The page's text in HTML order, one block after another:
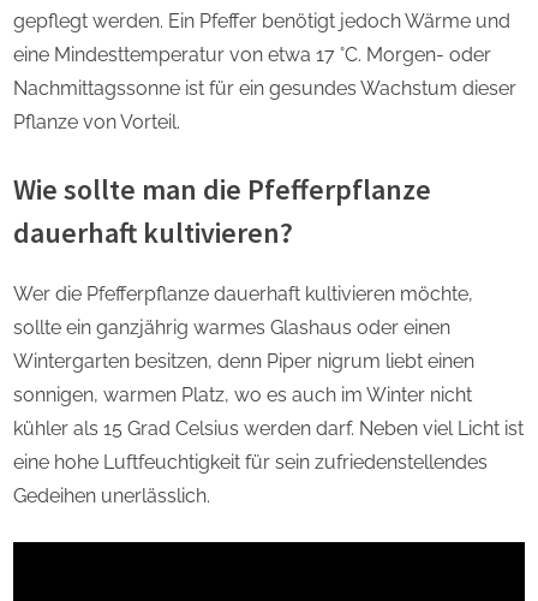
gepflegt werden. Ein Pfeffer benötigt jedoch Wärme und
eine Mindesttemperatur von etwa 17 °C. Morgen- oder
Nachmittagssonne ist für ein gesundes Wachstum dieser
Pflanze von Vorteil.
Wie sollte man die Pfefferpflanze
dauerhaft kultivieren?
Wer die Pfefferpflanze dauerhaft kultivieren möchte,
sollte ein ganzjährig warmes Glashaus oder einen
Wintergarten besitzen, denn Piper nigrum liebt einen
sonnigen, warmen Platz, wo es auch im Winter nicht
kühler als 15 Grad Celsius werden darf. Neben viel Licht ist
eine hohe Luftfeuchtigkeit für sein zufriedenstellendes
Gedeihen unerlässlich.